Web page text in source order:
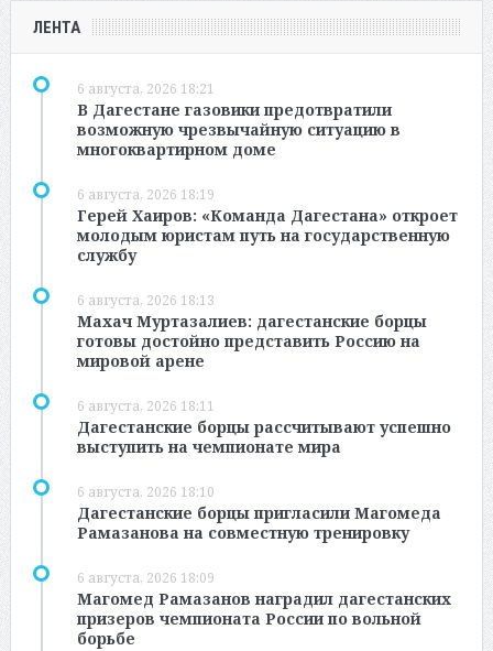
ЛЕНТА
6 августа, 2026 18:21
В Дагестане газовики предотвратили
возможную чрезвычайную ситуацию в
многоквартирном доме
6 августа, 2026 18:19
Герей Хаиров: «Команда Дагестана» откроет
молодым юристам путь на государственную
службу
6 августа, 2026 18:13
Махач Муртазалиев: дагестанские борцы
готовы достойно представить Россию на
мировой арене
6 августа, 2026 18:11
Дагестанские борцы рассчитывают успешно
выступить на чемпионате мира
6 августа, 2026 18:10
Дагестанские борцы пригласили Магомеда
Рамазанова на совместную тренировку
6 августа, 2026 18:09
Магомед Рамазанов наградил дагестанских
призеров чемпионата России по вольной
борьбе